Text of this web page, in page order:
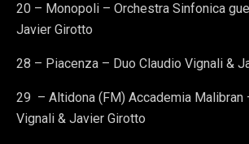
20 – Monopoli – Orchestra Sinfonica
Javier Girotto
28 – Piacenza – Duo Claudio Vignali &
29 – Altidona (FM) Accademia Malibran
Vignali & Javier Girotto